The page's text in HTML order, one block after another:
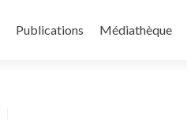
Publications Médiathèque